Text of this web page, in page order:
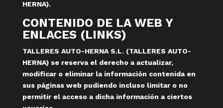
HERNA).
CONTENIDO DE LA WEB Y
ENLACES (LINKS)
TALLERES AUTO-HERNA S.L. (TALLERES AUTO-
HERNA) se reserva el derecho a actualizar,
modificar o eliminar la información contenida en
sus páginas web pudiendo incluso limitar o no
permitir el acceso a dicha información a ciertos